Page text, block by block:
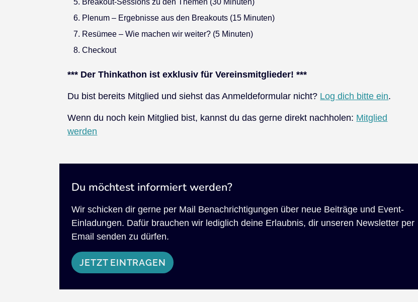
Plenum – Ergebnisse aus den Breakouts (15 Minuten)
Resümee – Wie machen wir weiter? (5 Minuten)
Checkout
*** Der Thinkathon ist exklusiv für Vereinsmitglieder! ***
Du bist bereits Mitglied und siehst das Anmeldeformular nicht? Log dich bitte ein.
Wenn du noch kein Mitglied bist, kannst du das gerne direkt nachholen: Mitglied
werden
Du möchtest informiert werden?
Wir schicken dir gerne per Mail Benachrichtigungen über neue Beiträge und Event-
Einladungen. Dafür brauchen wir lediglich deine Erlaubnis, dir unseren Newsletter per
Email senden zu dürfen.
JETZT EINTRAGEN